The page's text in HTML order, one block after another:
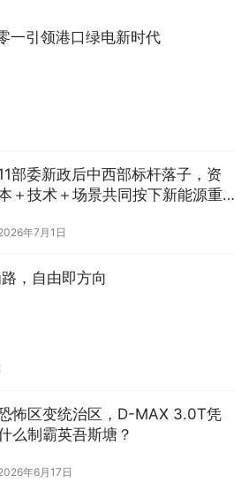
一引领港口绿电新时代
部委新政后中西部标杆落子，资
＋技术＋场景共同按下新能源重
年7月1日
，自由即方向
怖区变统治区，D-MAX 3.0T凭
么制霸英吾斯塘？
年6月17日